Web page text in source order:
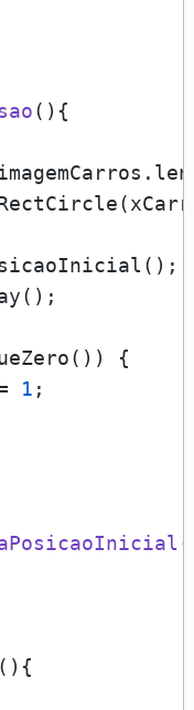
() {
{
1 ;
() {